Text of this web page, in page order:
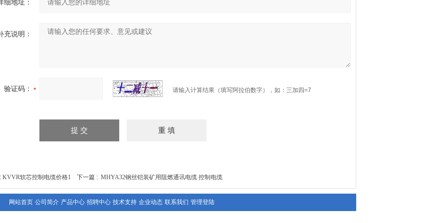
细地址：
充说明：
验证码： 请输入计算结果（填写阿拉伯数字），如：三加四=7
KVVR软芯控制电缆价格1 下一篇 : MHYA32钢丝铠装矿用阻燃通讯电缆 控制电缆
网站首页 公司简介 产品中心 招聘中心 技术支持 企业动态 联系我们 管理登陆